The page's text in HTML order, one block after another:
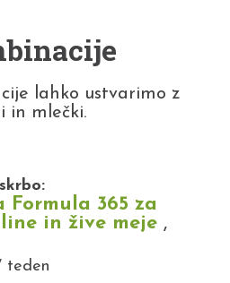
lahko ustvarimo z
in mlečki.
Formula 365 za
in žive meje ,
teden